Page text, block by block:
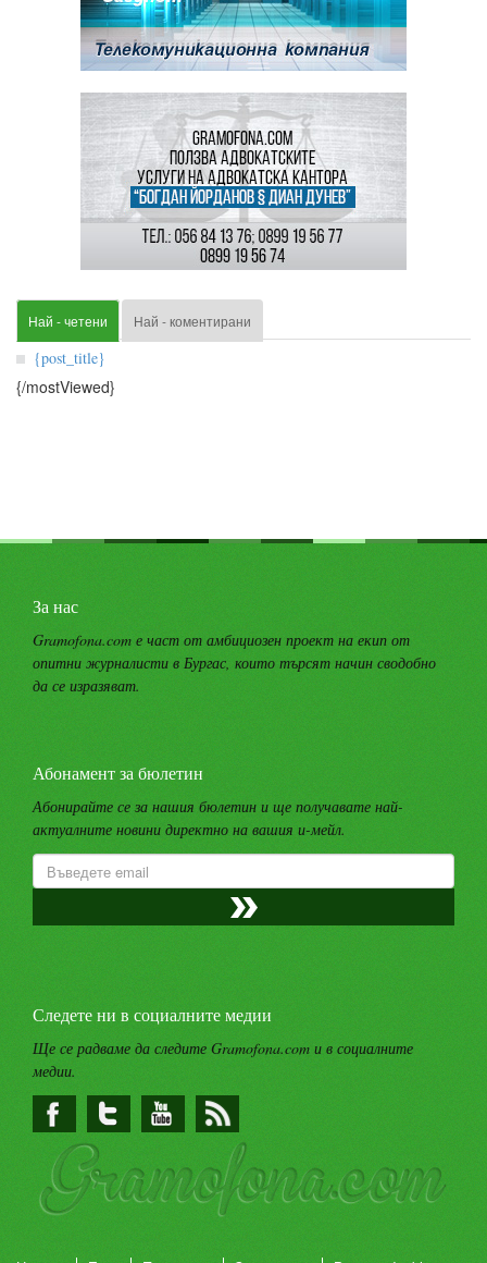
Най - четени Най - коментирани
{post_title}
{/mostViewed}
За нас
Gramofona.com е част от амбициозен проект на екип от
опитни журналисти в Бургас, които търсят начин сводобно
да се изразяват.
Абонамент за бюлетин
Абонирайте се за нашия бюлетин и ще получавате най-
актуалните новини директно на вашия и-мейл.
Следете ни в социалните медии
Ще се радваме да следите Gramofona.com и в социалните
медии.